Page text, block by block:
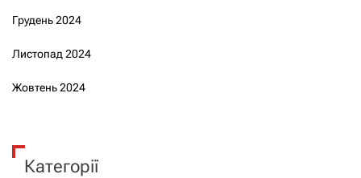
Грудень 2024
Листопад 2024
Жовтень 2024
Категорії